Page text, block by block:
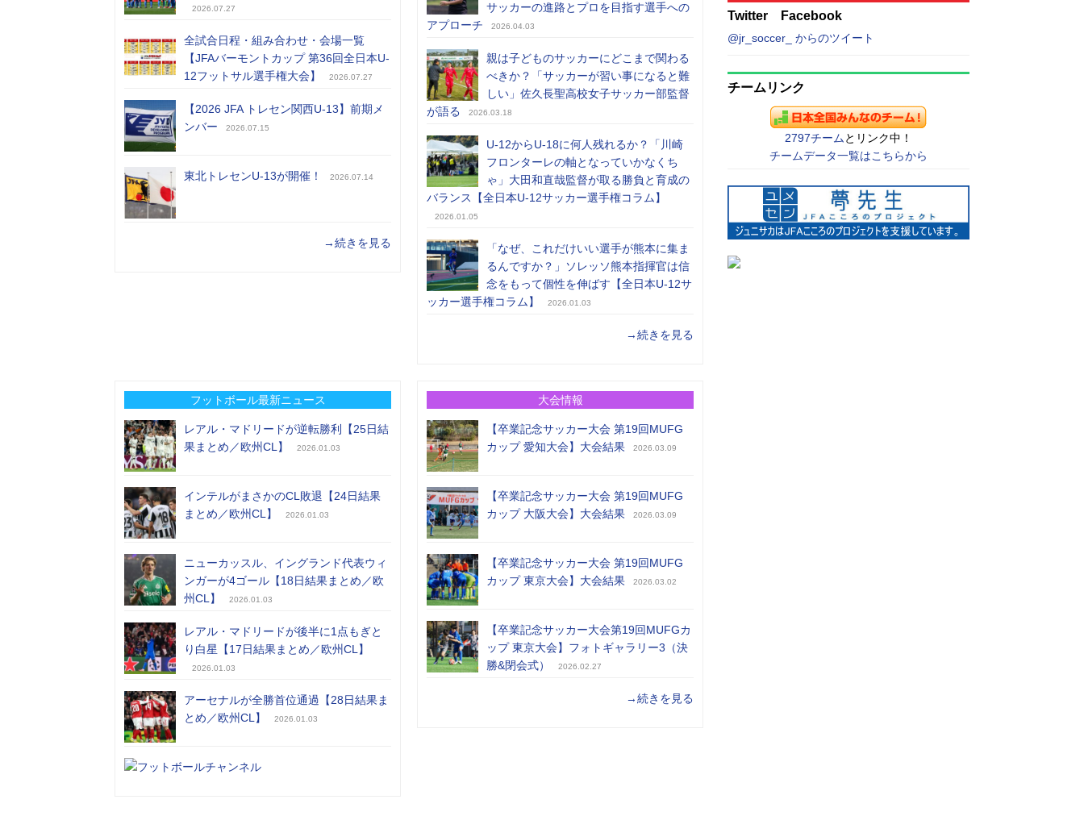
2026.07.27
全試合日程・組み合わせ・会場一覧
【JFAバーモントカップ 第36回全日本U-
12フットサル選手権大会】
2026.07.27
【2026 JFA トレセン関西U-13】前期メ
ンバー
2026.07.15
東北トレセンU-13が開催！ 2026.07.14
→続きを見る
サッカーの進路とプロを目指す選手への
アプローチ
2026.04.03
親は子どものサッカーにどこまで関わる
べきか？「サッカーが習い事になると難
しい」佐久長聖高校女子サッカー部監督
が語る
2026.03.18
U-12からU-18に何人残れるか？「川崎
フロンターレの軸となっていかなくち
ゃ」大田和直哉監督が取る勝負と育成の
バランス【全日本U-12サッカー選手権コラム】
2026.01.05
「なぜ、これだけいい選手が熊本に集ま
るんですか？」ソレッソ熊本指揮官は信
念をもって個性を伸ばす【全日本U-12サ
ッカー選手権コラム】
2026.01.03
→続きを見る
フットボール最新ニュース
レアル・マドリードが逆転勝利【25日結
果まとめ／欧州CL】
2026.01.03
インテルがまさかのCL敗退【24日結果
まとめ／欧州CL】
2026.01.03
ニューカッスル、イングランド代表ウィ
ンガーが4ゴール【18日結果まとめ／欧
州CL】
2026.01.03
レアル・マドリードが後半に1点もぎと
り白星【17日結果まとめ／欧州CL】
2026.01.03
アーセナルが全勝首位通過【28日結果ま
とめ／欧州CL】
2026.01.03
大会情報
【卒業記念サッカー大会 第19回MUFG
カップ 愛知大会】大会結果
2026.03.09
【卒業記念サッカー大会 第19回MUFG
カップ 大阪大会】大会結果
2026.03.09
【卒業記念サッカー大会 第19回MUFG
カップ 東京大会】大会結果
2026.03.02
【卒業記念サッカー大会第19回MUFGカ
ップ 東京大会】フォトギャラリー3（決
勝&閉会式）
2026.02.27
→続きを見る
Twitter Facebook
@jr_soccer_ からのツイート
チームリンク
2797チーム とリンク中！
チームデータ一覧はこちらから